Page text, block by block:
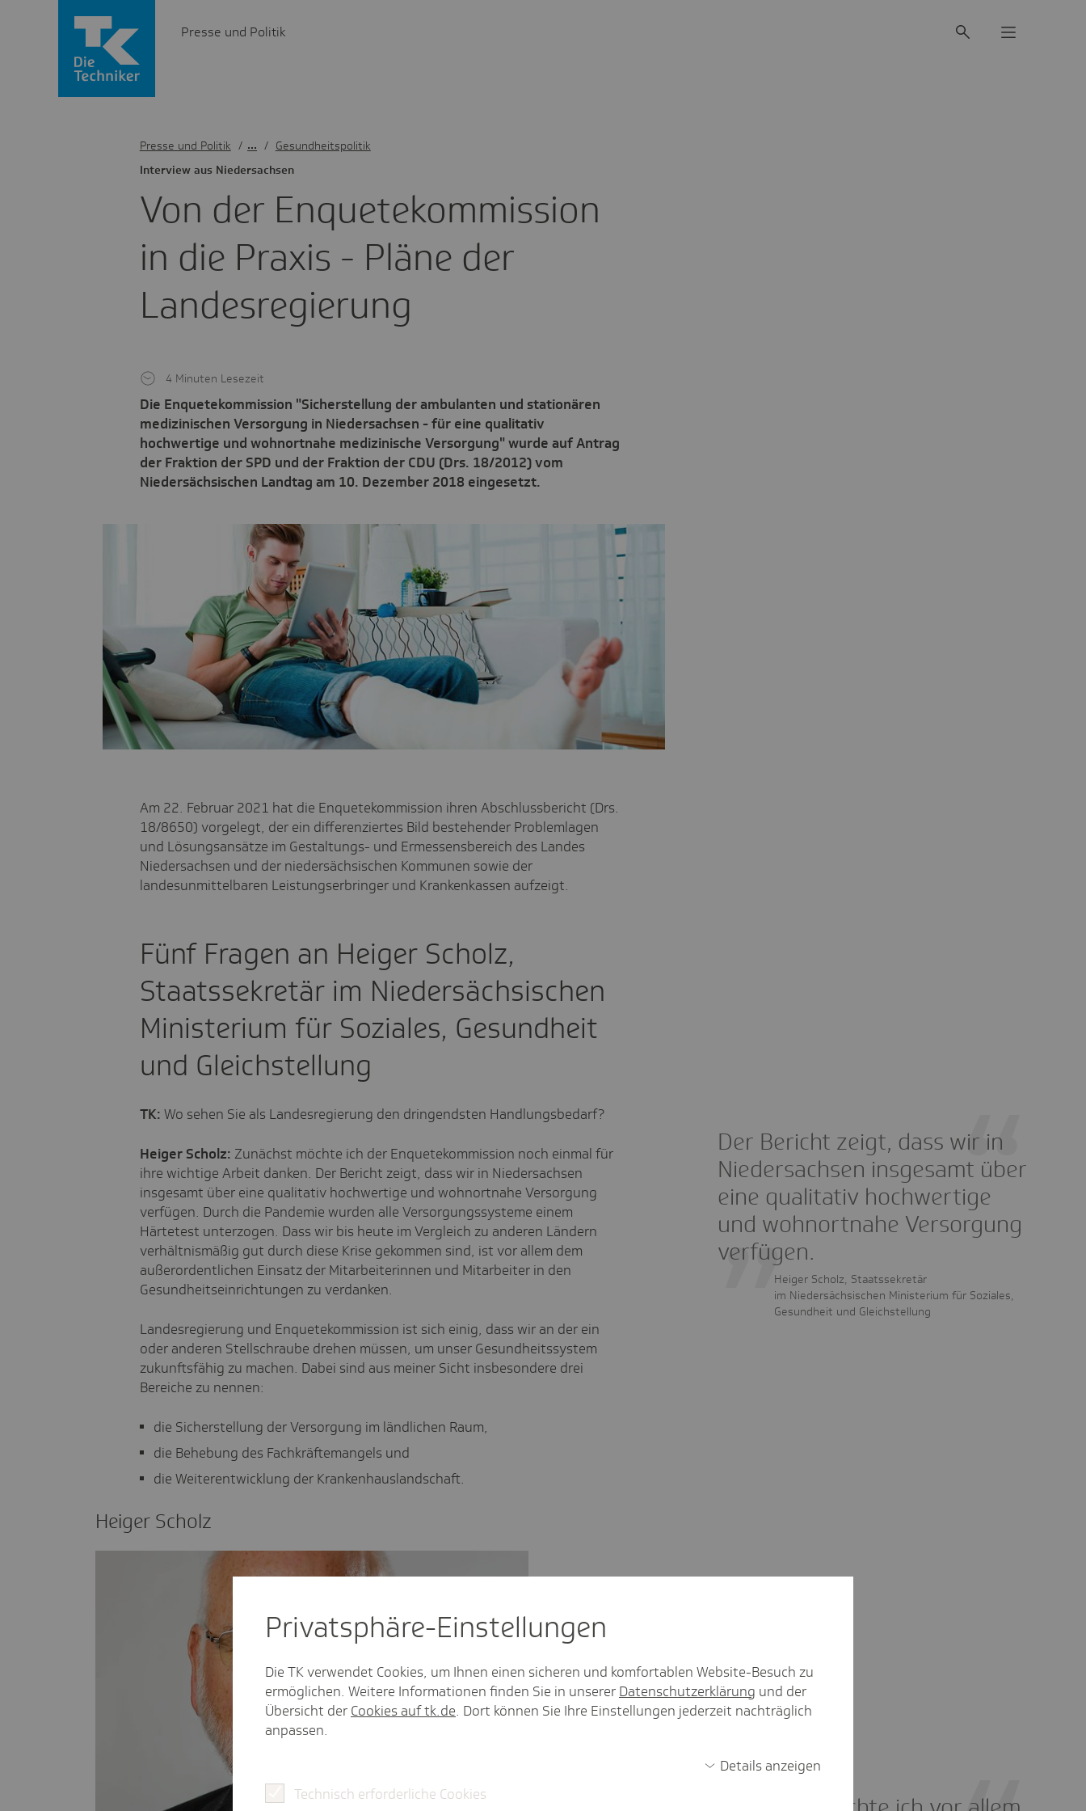
Presse und Politik
Von der Enquete­kom­mis­sion
in die Praxis - Pläne der
Landes­re­gie­rung
Inter­view aus Nieder­sachsen
Die Enquetekommission "Sicherstellung der ambulanten und stationären
medizinischen Versorgung in Niedersachsen - für eine qualitativ
hochwertige und wohnortnahe medizinische Versorgung" wurde auf Antrag
der Fraktion der SPD und der Fraktion der CDU (Drs. 18/2012) vom
Niedersächsischen Landtag am 10. Dezember 2018 eingesetzt.
4 Minuten Lesezeit
Presse und Politik / Gesundheitspolitik
Am 22. Februar 2021 hat die Enquetekommission ihren Abschlussbericht (Drs.
18/8650) vorgelegt, der ein differenziertes Bild bestehender Problemlagen
und Lösungsansätze im Gestaltungs- und Ermessensbereich des Landes
Niedersachsen und der niedersächsischen Kommunen sowie der
landesunmittelbaren Leistungserbringer und Krankenkassen aufzeigt.
Fünf Fragen an Heiger Scholz,
Staatssekretär im Niedersächsischen
Ministerium für Soziales, Gesundheit
und Gleichstellung
TK: Wo sehen Sie als Landesregierung den dringendsten Handlungsbedarf?
Heiger Scholz: Zunächst möchte ich der Enquetekommission noch einmal für
ihre wichtige Arbeit danken. Der Bericht zeigt, dass wir in Niedersachsen
insgesamt über eine qualitativ hochwertige und wohnortnahe Versorgung
verfügen. Durch die Pandemie wurden alle Versorgungssysteme einem
Härtetest unterzogen. Dass wir bis heute im Vergleich zu anderen Ländern
verhältnismäßig gut durch diese Krise gekommen sind, ist vor allem dem
außerordentlichen Einsatz der Mitarbeiterinnen und Mitarbeiter in den
Gesundheitseinrichtungen zu verdanken.
Der Bericht zeigt, dass wir in
Niedersachsen insgesamt über
eine qualitativ hochwertige
und wohnortnahe Versorgung
verfügen.
Heiger Scholz, Staatssekretär
im Niedersächsischen Ministerium für Soziales,
Gesundheit und Gleichstellung
Landesregierung und Enquetekommission ist sich einig, dass wir an der ein
oder anderen Stellschraube drehen müssen, um unser Gesundheitssystem
zukunftsfähig zu machen. Dabei sind aus meiner Sicht insbesondere drei
Bereiche zu nennen:
die Sicherstellung der Versorgung im ländlichen Raum,
die Behebung des Fachkräftemangels und
die Weiterentwicklung der Krankenhauslandschaft.
Heiger Scholz
Privat­sphäre-Einstel­lungen
Die TK verwendet Cookies, um Ihnen einen sicheren und komfortablen Website-Besuch zu
ermöglichen. Weitere Informationen finden Sie in unserer Datenschutzerklärung und der
Übersicht der Cookies auf tk.de. Dort können Sie Ihre Einstellungen jederzeit nachträglich
anpassen.
Details anzeigen
Technisch erforderliche Cookies